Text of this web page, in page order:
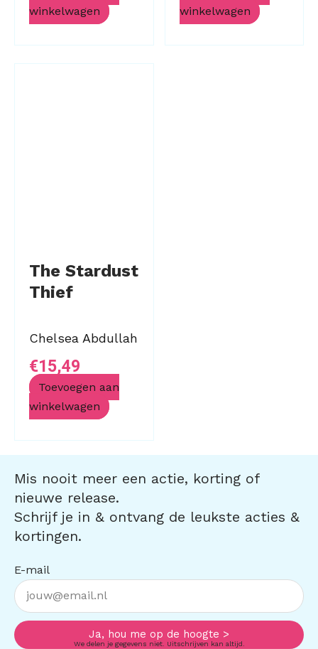
winkelwagen
winkelwagen
The Stardust
Thief
Chelsea Abdullah
€15,49
Toevoegen aan
winkelwagen
Mis nooit meer een actie, korting of
nieuwe release.
Schrijf je in & ontvang de leukste acties &
kortingen.
E-mail
Ja, hou me op de hoogte >
We delen je gegevens niet. Uitschrijven kan altijd.